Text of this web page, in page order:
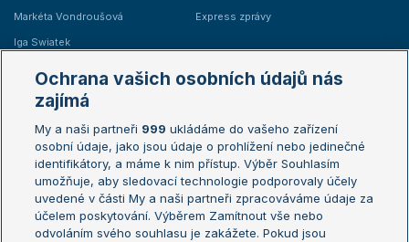
Markéta Vondroušová
Iga Swiatek
Express zprávy
Žebříčky
Žebříček ATP (muži)
Žebříček WTA (ženy)
Sázkařský žebříček
Australian Open
French Open
Wimbledon
US Open
Turnaj mistrů
Ochrana vašich osobních údajů nás
zajímá
My a naši partneři 999 ukládáme do vašeho zařízení
osobní údaje, jako jsou údaje o prohlížení nebo jedinečné
identifikátory, a máme k nim přístup. Výběr Souhlasím
umožňuje, aby sledovací technologie podporovaly účely
uvedené v části My a naši partneři zpracováváme údaje za
účelem poskytování. Výběrem Zamítnout vše nebo
odvoláním svého souhlasu je zakážete. Pokud jsou